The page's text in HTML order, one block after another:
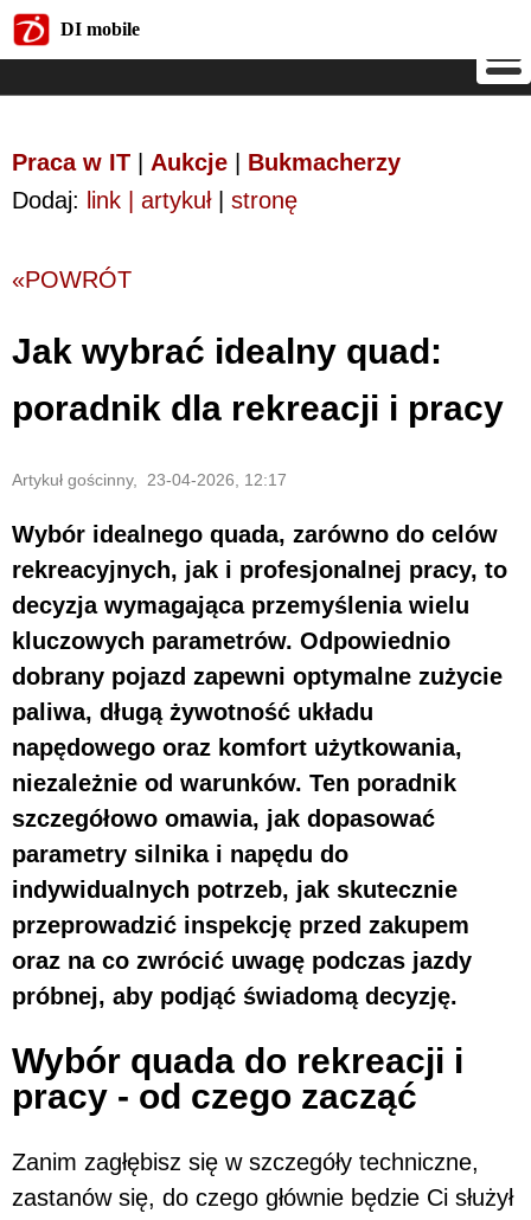
DI mobile
Praca w IT Aukcje
Bukmacherzy
Dodaj: link | artykuł| stronę
«POWRÓT
Jak wybrać idealny quad:
poradnik dla rekreacji i pracy
Artykuł gościnny, 23-04-2026, 12:17
Wybór idealnego quada, zarówno do celów
rekreacyjnych, jak i profesjonalnej pracy, to
decyzja wymagająca przemyślenia wielu
kluczowych parametrów. Odpowiednio
dobrany pojazd zapewni optymalne zużycie
paliwa, długą żywotność układu
napędowego oraz komfort użytkowania,
niezależnie od warunków. Ten poradnik
szczegółowo omawia, jak dopasować
parametry silnika i napędu do
indywidualnych potrzeb, jak skutecznie
przeprowadzić inspekcję przed zakupem
oraz na co zwrócić uwagę podczas jazdy
próbnej, aby podjąć świadomą decyzję.
Wybór quada do rekreacji i
pracy - od czego zacząć
Zanim zagłębisz się w szczegóły techniczne,
zastanów się, do czego głównie będzie Ci służył
DI mobile